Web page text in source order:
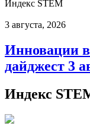
Индекс STEM
3 августа, 2026
Инновации
дайджест 3
Индекс